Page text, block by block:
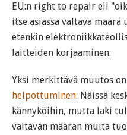
EU:n right to repair eli
itse asiassa valtava
etenkin
laitteiden korjaaminen.
Yksi merkittävä muutos on
helpottuminen. Näissä
kännyköihin, mutta laki
valtavan määrän muita